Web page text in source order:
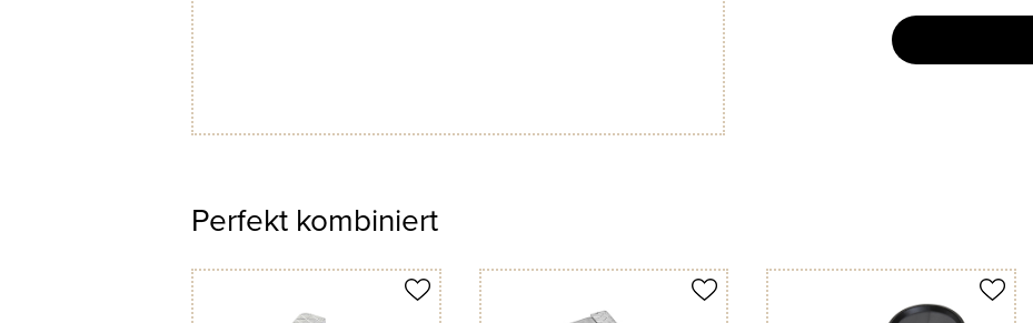
Perfekt kombiniert
Produkt merken Produkt merken Produkt merken